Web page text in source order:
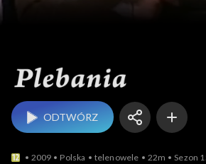
ODTWÓRZ
2009 Polska telenowele 22m Sezon